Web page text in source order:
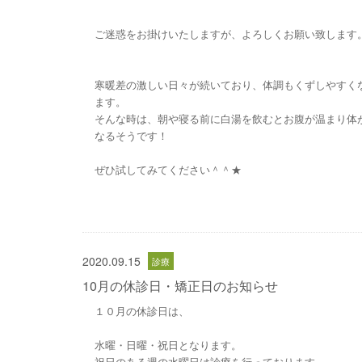
ご迷惑をお掛けいたしますが、よろしくお願い致します。
寒暖差の激しい日々が続いており、体調もくずしやすく
ます。
そんな時は、朝や寝る前に白湯を飲むとお腹が温まり体
なるそうです！
ぜひ試してみてください＾＾★
2020.09.15
10月の休診日・矯正日のお知らせ
１０月の休診日は、
水曜・日曜・祝日となります。